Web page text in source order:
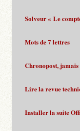
Solveur « Le
Mots de 7 lettres
Chronopost,
Lire la revue
Installer la suite